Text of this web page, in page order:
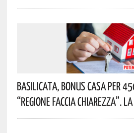
Basilicata, Bonus Casa Per
“Regione Faccia Chiarezza”.